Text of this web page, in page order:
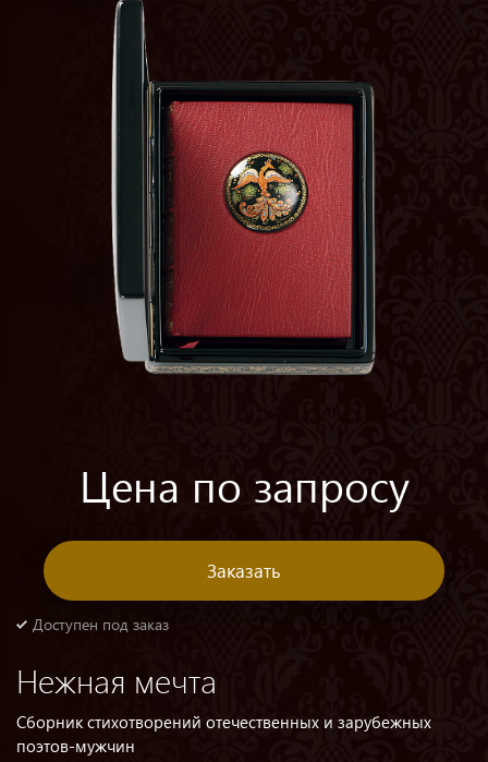
Доступен под заказ
Нежная мечта
Сборник стихотворений отечественных и зарубежных
поэтов-мужчин
Цена по запросу
Заказать